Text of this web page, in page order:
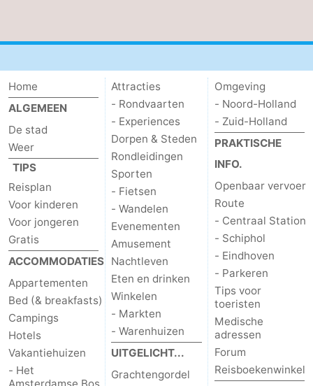
Home
ALGEMEEN
De stad
Weer
TIPS
Reisplan
Voor kinderen
Voor jongeren
Gratis
ACCOMMODATIES
Appartementen
Bed (& breakfasts)
Campings
Hotels
Vakantiehuizen
- Het
Attracties
- Rondvaarten
- Experiences
Dorpen & Steden
Rondleidingen
Sporten
- Fietsen
- Wandelen
Evenementen
Amusement
Nachtleven
Eten en drinken
Winkelen
- Markten
- Warenhuizen
UITGELICHT...
Grachtengordel
Omgeving
- Noord-Holland
- Zuid-Holland
PRAKTISCHE
INFO.
Openbaar vervoer
Route
- Centraal Station
- Schiphol
- Eindhoven
- Parkeren
Tips voor
toeristen
Medische
adressen
Forum
Reisboekenwinkel